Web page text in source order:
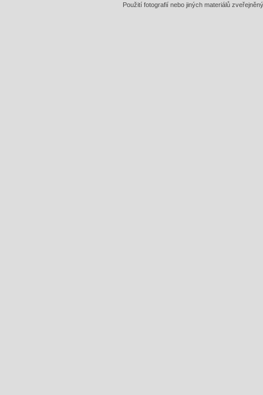
Použití fotografií nebo jiných materiálů